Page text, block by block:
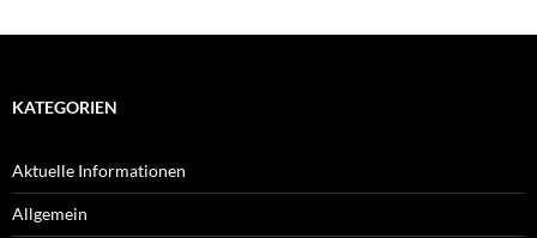
KATEGORIEN
Aktuelle Informationen
Allgemein